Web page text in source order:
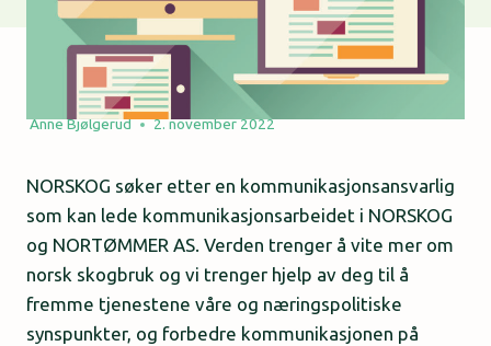
Anne Bjølgerud 2. november 2022
NORSKOG søker etter en kommunikasjonsansvarlig
som kan lede kommunikasjonsarbeidet i NORSKOG
og NORTØMMER AS. Verden trenger å vite mer om
norsk skogbruk og vi trenger hjelp av deg til å
fremme tjenestene våre og næringspolitiske
synspunkter, og forbedre kommunikasjonen på